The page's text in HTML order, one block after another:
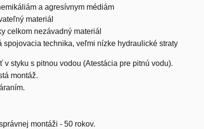
a agresívnym médiám
materiál
celkom nezávadný materiál
spojovacia technika, veľmi nízke hydraulické straty
v styku s pitnou vodou (Atestácia pre pitnú vodu).
montáž.
montáži - 50 rokov.